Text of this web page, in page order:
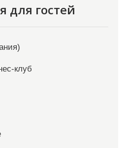
для гостей
клуб